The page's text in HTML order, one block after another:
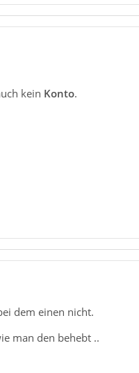
kein Konto.
dem einen nicht.
man den behebt ..